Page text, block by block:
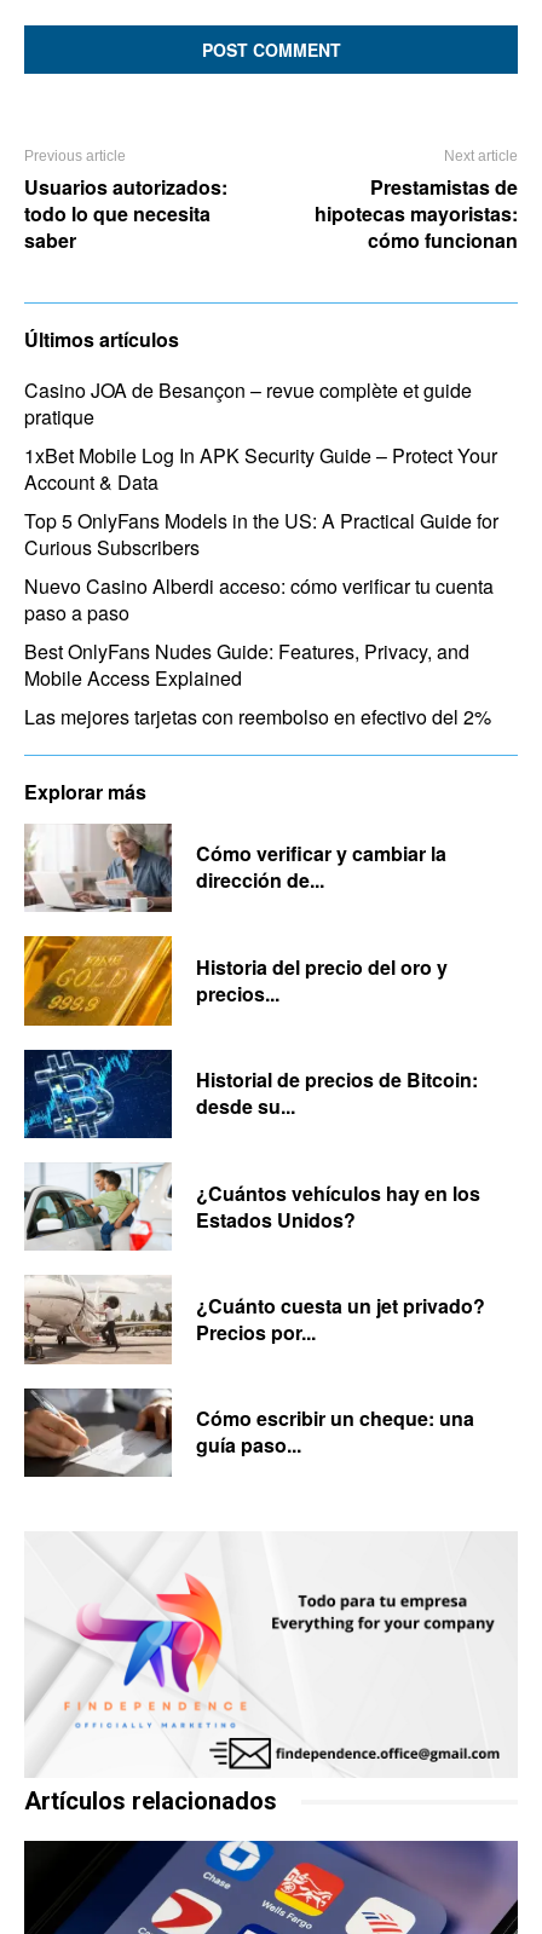
Previous article
Usuarios autorizados:
todo lo que necesita
saber
Next article
Prestamistas de
hipotecas mayoristas:
cómo funcionan
Últimos artículos
Casino JOA de Besançon – revue complète et guide
pratique
1xBet Mobile Log In APK Security Guide – Protect Your
Account & Data
Top 5 OnlyFans Models in the US: A Practical Guide for
Curious Subscribers
Nuevo Casino Alberdi acceso: cómo verificar tu cuenta
paso a paso
Best OnlyFans Nudes Guide: Features, Privacy, and
Mobile Access Explained
Las mejores tarjetas con reembolso en efectivo del 2%
Explorar más
Cómo verificar y cambiar la
dirección de...
Historia del precio del oro y
precios...
Historial de precios de Bitcoin:
desde su...
¿Cuántos vehículos hay en los
Estados Unidos?
¿Cuánto cuesta un jet privado?
Precios por...
Cómo escribir un cheque: una
guía paso...
Artículos relacionados